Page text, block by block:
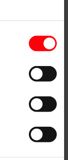
okná
svetla a